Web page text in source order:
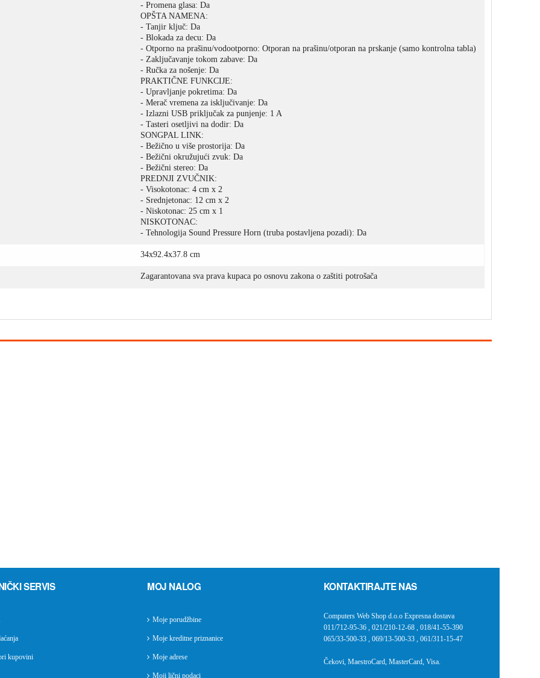
- Promena glasa: Da
OPŠTA NAMENA:
- Tanjir ključ: Da
- Blokada za decu: Da
- Otporno na prašinu/vodootporno: Otporan na prašinu/otporan na prskanje (samo kontrolna tabla)
- Zaključavanje tokom zabave: Da
- Ručka za nošenje: Da
PRAKTIČNE FUNKCIJE:
- Upravljanje pokretima: Da
- Merač vremena za isključivanje: Da
- Izlazni USB priključak za punjenje: 1 A
- Tasteri osetljivi na dodir: Da
SONGPAL LINK:
- Bežično u više prostorija: Da
- Bežični okružujući zvuk: Da
- Bežični stereo: Da
PREDNJI ZVUČNIK:
- Visokotonac: 4 cm x 2
- Srednjetonac: 12 cm x 2
- Niskotonac: 25 cm x 1
NISKOTONAC:
- Tehnologija Sound Pressure Horn (truba postavljena pozadi): Da
34x92.4x37.8 cm
Zagarantovana sva prava kupaca po osnovu zakona o zaštiti potrošača
SERVIS
kupovini
MOJ NALOG
Moje porudžbine
Moje kreditne priznanice
Moje adrese
Moji lični podaci
KONTAKTIRAJTE NAS
Computers Web Shop d.o.o Expresna dostava
011/712-95-36, 021/210-12-68, 018/41-55-390
065/33-500-33, 069/13-500-33, 061/311-15-47
Čekovi, MaestroCard, MasterCard, Visa.